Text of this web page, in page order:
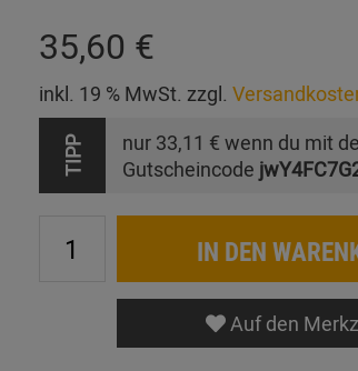
35,60 €
inkl. 19 % MwSt. zzgl.
TIPP nur 33,11 € wenn du mit
Gutscheincode
IN DEN
Auf den